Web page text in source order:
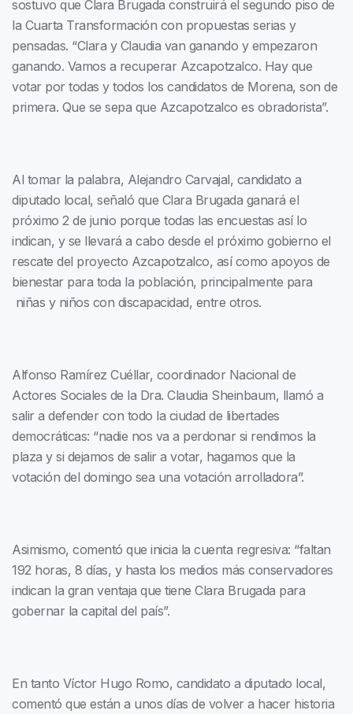
sostuvo que Clara Brugada construirá el segundo piso de
la Cuarta Transformación con propuestas serias y
pensadas. “Clara y Claudia van ganando y empezaron
ganando. Vamos a recuperar Azcapotzalco. Hay que
votar por todas y todos los candidatos de Morena, son de
primera. Que se sepa que Azcapotzalco es obradorista”.
Al tomar la palabra, Alejandro Carvajal, candidato a
diputado local, señaló que Clara Brugada ganará el
próximo 2 de junio porque todas las encuestas así lo
indican, y se llevará a cabo desde el próximo gobierno el
rescate del proyecto Azcapotzalco, así como apoyos de
bienestar para toda la población, principalmente para
niñas y niños con discapacidad, entre otros.
Alfonso Ramírez Cuéllar, coordinador Nacional de
Actores Sociales de la Dra. Claudia Sheinbaum, llamó a
salir a defender con todo la ciudad de libertades
democráticas: “nadie nos va a perdonar si rendimos la
plaza y si dejamos de salir a votar, hagamos que la
votación del domingo sea una votación arrolladora”.
Asimismo, comentó que inicia la cuenta regresiva: “faltan
192 horas, 8 días, y hasta los medios más conservadores
indican la gran ventaja que tiene Clara Brugada para
gobernar la capital del país”.
En tanto Víctor Hugo Romo, candidato a diputado local,
comentó que están a unos días de volver a hacer historia